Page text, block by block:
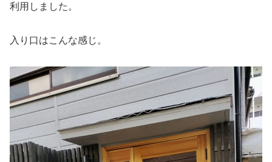
利用しました。
入り口はこんな感じ。